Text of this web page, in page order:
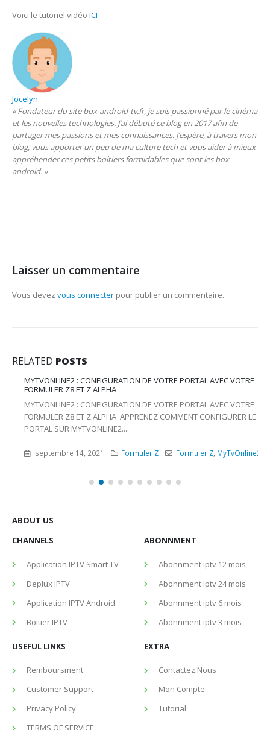
Voici le tutoriel vidéo ICI
Jocelyn
« Fondateur du site box-android-tv.fr, je suis passionné par le cinéma
et les nouvelles technologies. J’ai débuté ce blog en 2017 afin de
partager mes passions et mes connaissances. J’espère, à travers mon
blog, vous apporter un peu de ma culture tech et vous aider à mieux
appréhender ces petits boîtiers formidables que sont les box
android. »
Laisser un commentaire
Vous devez vous connecter pour publier un commentaire.
RELATED POSTS
MYTVONLINE2 : CONFIGURATION DE VOTRE PORTAL AVEC VOTRE
FORMULER Z8 ET Z ALPHA
MYTVONLINE2 : CONFIGURATION DE VOTRE PORTAL AVEC VOTRE
FORMULER Z8 ET Z ALPHA APPRENEZ COMMENT CONFIGURER LE
PORTAL SUR MYTVONLINE2....
septembre 14, 2021 Formuler Z Formuler Z,MyTvOnline2
ABOUT US
CHANNELS
Application IPTV Smart TV
Deplux IPTV
Application IPTV Android
Boitier IPTV
ABONNMENT
Abonnment iptv 12 mois
Abonnment iptv 24 mois
Abonnment iptv 6 mois
Abonnment iptv 3 mois
USEFUL LINKS
Remboursment
Customer Support
Privacy Policy
TERMS OF SERVICE
EXTRA
Contactez Nous
Mon Compte
Tutorial